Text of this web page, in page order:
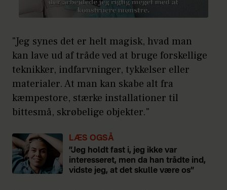
"Jeg synes det er helt magisk, hvad man
kan lave ud af tråde ved at bruge forskellige
teknikker, indfarvninger, tykkelser eller
materialer. At man kan skabe alt fra
kæmpestore, stærke installationer til
bittesmå, skrøbelige objekter."
LÆS OGSÅ
”Jeg holdt fast i, jeg ikke var
interesseret, men da han trådte ind,
vidste jeg, at det skulle være os”